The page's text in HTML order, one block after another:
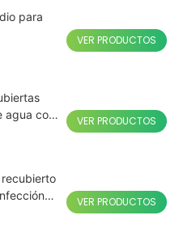
para
VER PRODUCTOS
agua con
VER PRODUCTOS
VER PRODUCTOS